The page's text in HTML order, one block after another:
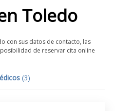
Toledo
con sus datos de contacto, las
de reservar cita online
(3)